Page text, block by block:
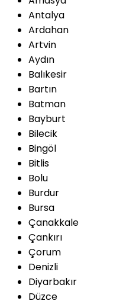
Antalya
Ardahan
Artvin
Aydın
Balıkesir
Bartın
Batman
Bayburt
Bilecik
Bingöl
Bitlis
Bolu
Burdur
Bursa
Çanakkale
Çankırı
Çorum
Denizli
Diyarbakır
Düzce